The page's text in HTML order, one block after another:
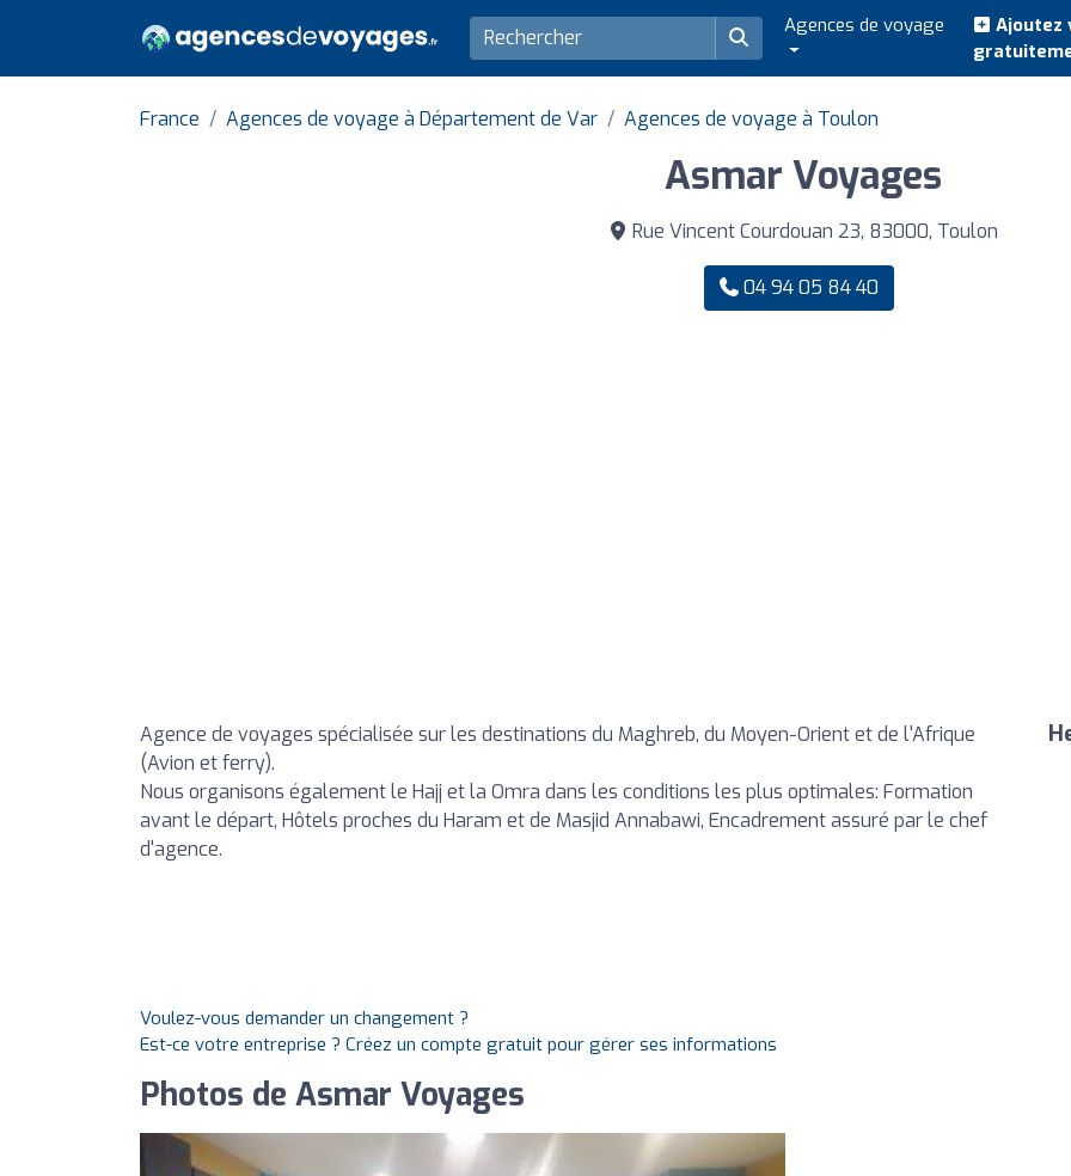
Agences de voyage
Ajoutez
France Agences de voyage à Département de Var Agences de voyage à Toulon
Asmar Voyages
Rue Vincent Courdouan 23, 83000, Toulon
04 94 05 84 40
Agence de voyages spécialisée sur les destinations du Maghreb, du Moyen-Orient et de l'Afrique
(Avion et ferry).
Nous organisons également le Hajj et la Omra dans les conditions les plus optimales: Formation
avant le départ, Hôtels proches du Haram et de Masjid Annabawi, Encadrement assuré par le chef
d'agence.
Voulez-vous demander un changement ?
Est-ce votre entreprise ? Créez un compte gratuit pour gérer ses informations
Photos de Asmar Voyages